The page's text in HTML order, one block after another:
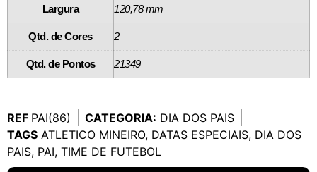
Largura 120,78 mm
Qtd. de Cores 2
Qtd. de Pontos 21349
REF PAI(86) CATEGORIA: DIA DOS PAIS
TAGS ATLETICO MINEIRO, DATAS ESPECIAIS, DIA DOS
PAIS, PAI, TIME DE FUTEBOL